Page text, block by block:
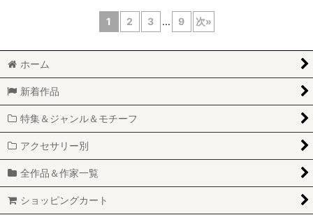
1 2 3 ... 9 次»
ホーム
新着作品
特集＆ジャンル＆モチーフ
アクセサリー別
全作品＆作家一覧
ショッピングカート